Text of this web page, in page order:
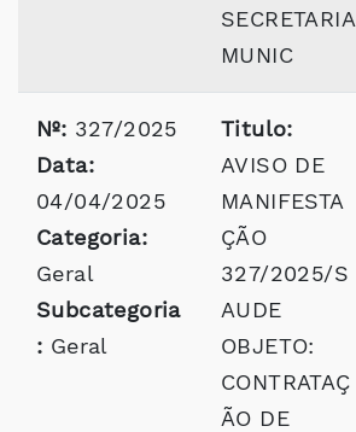
SECRETARIA
MUNIC
Nº: 327/2025
Data:
04/04/2025
Categoria:
Geral
Subcategoria
: Geral
Titulo:
AVISO DE
MANIFESTA
ÇÃO
327/2025/S
AUDE
OBJETO:
CONTRATAÇ
ÃO DE